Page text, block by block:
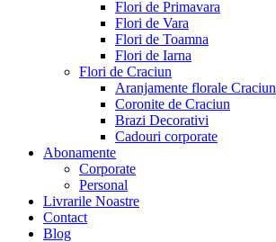
Flori de Primavara
Flori de Vara
Flori de Toamna
Flori de Iarna
Flori de Craciun
Aranjamente florale Craciun
Coronite de Craciun
Brazi Decorativi
Cadouri corporate
Abonamente
Corporate
Personal
Livrarile Noastre
Contact
Blog